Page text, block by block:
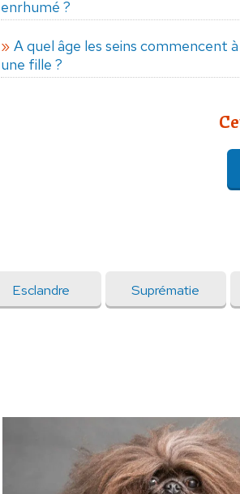
enrhumé ?
A quel âge les seins commencent
une fille ?
Esclandre Suprématie